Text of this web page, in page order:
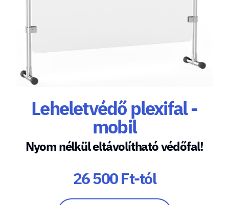
Leheletvédő plexifal -
mobil
Nyom nélkül eltávolítható védőfal!
26 500 Ft-tól